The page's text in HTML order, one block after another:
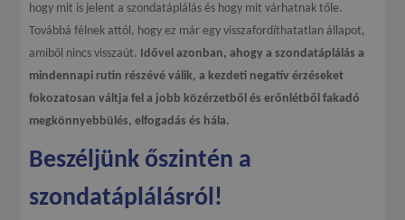
hogy mit is jelent a szondatáplálás és hogy mit várhatnak tőle.
Továbbá félnek attól, hogy ez már egy visszafordíthatatlan állapot,
amiből nincs visszaút. Idővel azonban, ahogy a szondatáplálás a
mindennapi rutin részévé válik, a kezdeti negatív érzéseket
fokozatosan váltja fel a jobb közérzetből és erőnlétből fakadó
megkönnyebbülés, elfogadás és hála.
Beszéljünk őszintén a
szondatáplálásról!